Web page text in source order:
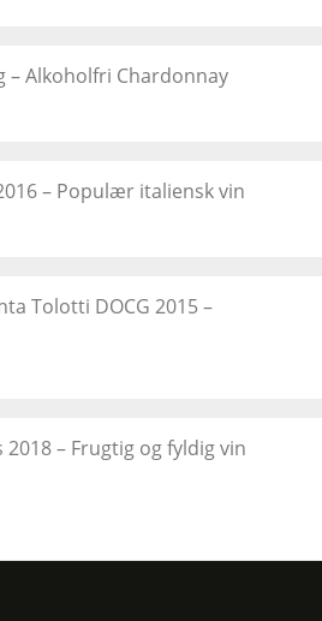
– Alkoholfri Chardonnay
– Populær italiensk vin
Tolotti DOCG 2015 –
– Frugtig og fyldig vin